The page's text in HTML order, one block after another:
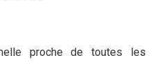
proche de toutes les